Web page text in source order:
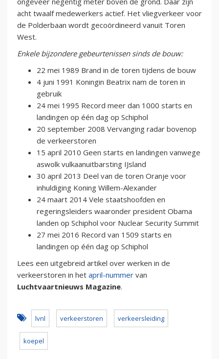
acht twaalf medewerkers actief. Het vliegverkeer voor
de Polderbaan wordt gecoördineerd vanuit Toren
West.
Enkele bijzondere gebeurtenissen sinds de bouw:
22 mei 1989 Brand in de toren tijdens de bouw
4 juni 1991 Koningin Beatrix nam de toren in
gebruik
24 mei 1995 Record meer dan 1000 starts en
landingen op één dag op Schiphol
20 september 2008 Vervanging radar bovenop
de verkeerstoren
15 april 2010 Geen starts en landingen vanwege
aswolk vulkaanuitbarsting IJsland
30 april 2013 Deel van de toren Oranje voor
inhuldiging Koning Willem-Alexander
24 maart 2014 Vele staatshoofden en
regeringsleiders waaronder president Obama
landen op Schiphol voor Nuclear Security Summit
27 mei 2016 Record van 1509 starts en
landingen op één dag op Schiphol
Lees een uitgebreid artikel over werken in de
verkeerstoren in het april-nummer van
Luchtvaartnieuws Magazine.
lvnl verkeerstoren verkeersleiding
koepel